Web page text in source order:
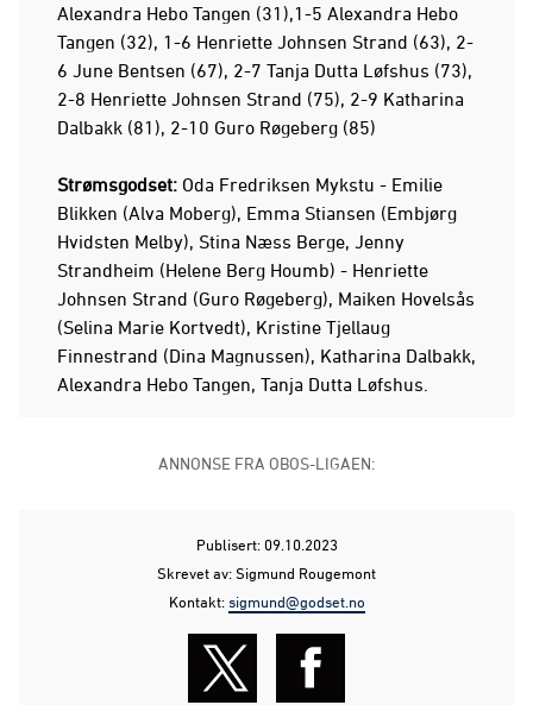
Alexandra Hebo Tangen (31),1-5 Alexandra Hebo
Tangen (32), 1-6 Henriette Johnsen Strand (63), 2-
6 June Bentsen (67), 2-7 Tanja Dutta Løfshus (73),
2-8 Henriette Johnsen Strand (75), 2-9 Katharina
Dalbakk (81), 2-10 Guro Røgeberg (85)
Strømsgodset: Oda Fredriksen Mykstu - Emilie
Blikken (Alva Moberg), Emma Stiansen (Embjørg
Hvidsten Melby), Stina Næss Berge, Jenny
Strandheim (Helene Berg Houmb) - Henriette
Johnsen Strand (Guro Røgeberg), Maiken Hovelsås
(Selina Marie Kortvedt), Kristine Tjellaug
Finnestrand (Dina Magnussen), Katharina Dalbakk,
Alexandra Hebo Tangen, Tanja Dutta Løfshus.
ANNONSE FRA OBOS-LIGAEN:
Publisert: 09.10.2023
Skrevet av: Sigmund Rougemont
Kontakt:sigmund@godset.no